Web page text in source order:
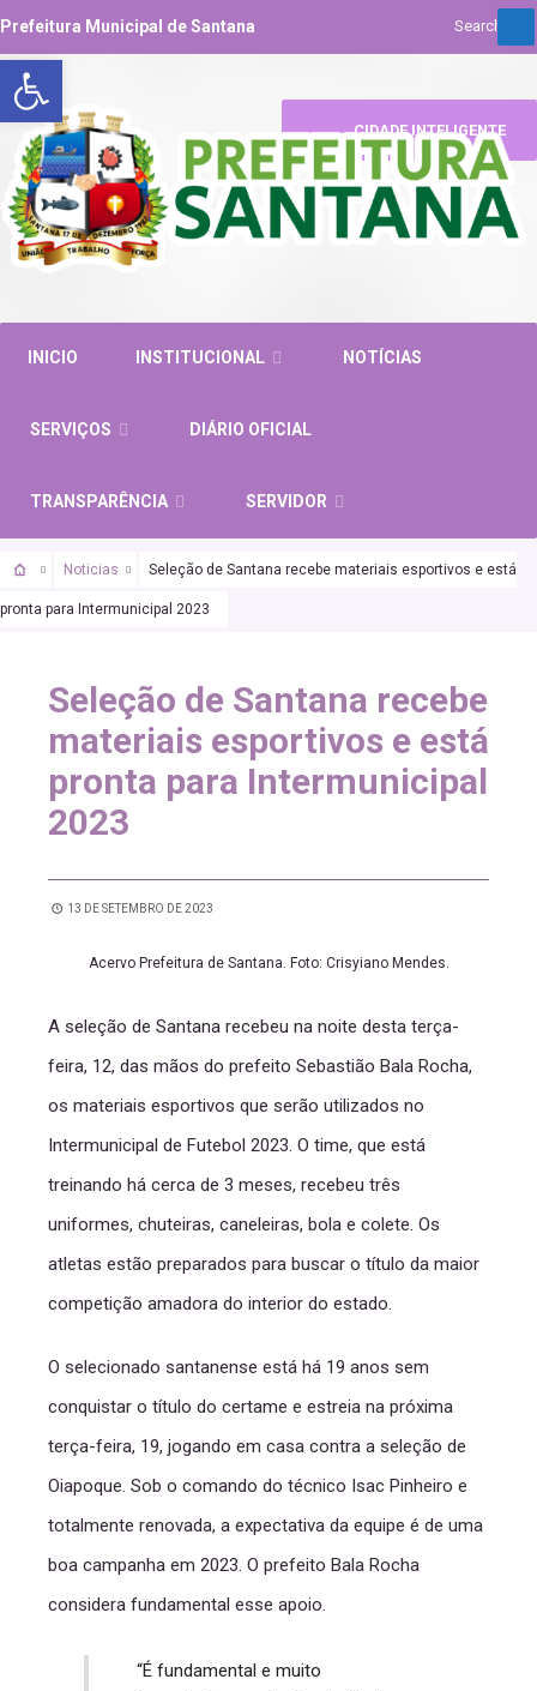
Abrir a barra de ferramentas
Prefeitura Municipal de Santana
INICIO INSTITUCIONAL NOTÍCIAS
SERVIÇOS DIÁRIO OFICIAL
TRANSPARÊNCIA SERVIDOR
CIDADE INTELIGENTE
Noticias Seleção de Santana recebe materiais esportivos e está
pronta para Intermunicipal 2023
Seleção de Santana recebe
materiais esportivos e está
pronta para Intermunicipal
2023
13 DE SETEMBRO DE 2023
Acervo Prefeitura de Santana. Foto: Crisyiano Mendes.
A seleção de Santana recebeu na noite desta terça-
feira, 12, das mãos do prefeito Sebastião Bala Rocha,
os materiais esportivos que serão utilizados no
Intermunicipal de Futebol 2023. O time, que está
treinando há cerca de 3 meses, recebeu três
uniformes, chuteiras, caneleiras, bola e colete. Os
atletas estão preparados para buscar o título da maior
competição amadora do interior do estado.
O selecionado santanense está há 19 anos sem
conquistar o título do certame e estreia na próxima
terça-feira, 19, jogando em casa contra a seleção de
Oiapoque. Sob o comando do técnico Isac Pinheiro e
totalmente renovada, a expectativa da equipe é de uma
boa campanha em 2023. O prefeito Bala Rocha
considera fundamental esse apoio.
“É fundamental e muito